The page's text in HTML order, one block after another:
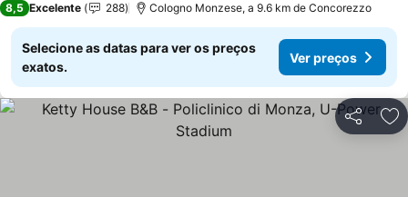
8,5 Excelente 288 Cologno Monzese, a 9.6 km de Concorezzo
Selecione as datas para ver os preços
exatos.
Ver preços
Partilhar